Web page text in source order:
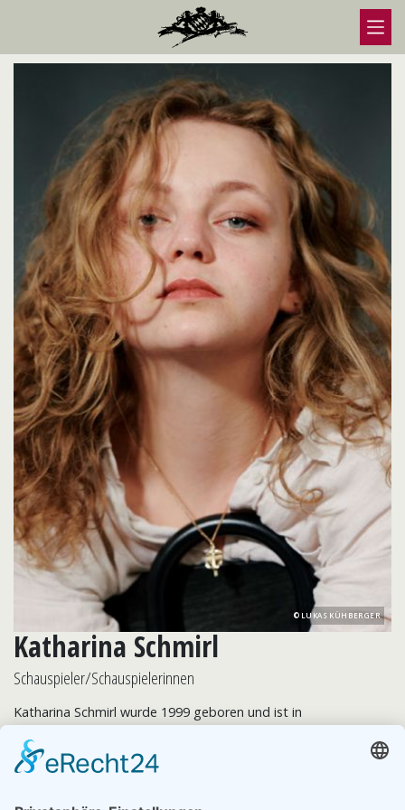
Katharina Schmirl
Schauspieler/Schauspielerinnen
Katharina Schmirl wurde 1999 geboren und ist in
Niederösterreich aufgewachsen. Nach einem abgebrochenen
Studium der Theaterwissenschaften begann sie 2019 ihr
Schauspielstudium an der Elfriede Ott Akademie in Wien, das
spielte sie auf Theaterfestivals, sowie an verschiedenen
LUKAS KÜHBERGER